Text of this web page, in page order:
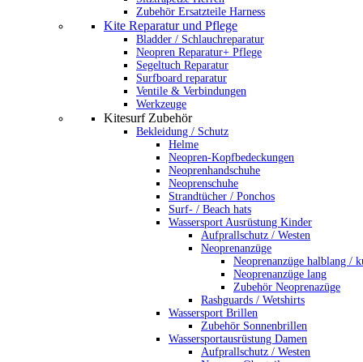
Zubehör Ersatzteile Harness
Kite Reparatur und Pflege
Bladder / Schlauchreparatur
Neopren Reparatur+ Pflege
Segeltuch Reparatur
Surfboard reparatur
Ventile & Verbindungen
Werkzeuge
Kitesurf Zubehör
Bekleidung / Schutz
Helme
Neopren-Kopfbedeckungen
Neoprenhandschuhe
Neoprenschuhe
Strandtücher / Ponchos
Surf- / Beach hats
Wassersport Ausrüstung Kinder
Aufprallschutz / Westen
Neoprenanzüge
Neoprenanzüge halblang /
Neoprenanzüge lang
Zubehör Neoprenazüge
Rashguards / Wetshirts
Wassersport Brillen
Zubehör Sonnenbrillen
Wassersportausrüstung Damen
Aufprallschutz / Westen